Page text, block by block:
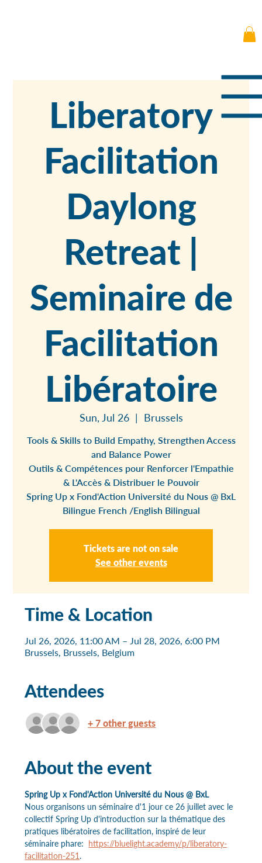
Liberatory
Facilitation
Daylong
Retreat |
Seminaire de
Facilitation
Libératoire
Sun, Jul 26
  |
Brussels
Tools & Skills to Build Empathy, Strengthen Access
and Balance Power
Outils & Compétences pour Renforcer l'Empathie
& L'Accès & Distribuer le Pouvoir
Spring Up x Fond'Action Université du Nous @ BxL
Bilingue French /English Bilingual
Tickets are not on sale
See other events
Time & Location
Jul 26, 2026, 11:00 AM – Jul 28, 2026, 6:00 PM
Brussels, Brussels, Belgium
Attendees
+ 7 other guests
About the event
Spring Up x Fond'Action Université du Nous @ BxL
Nous organisons un séminaire d'1 jour ce 26 juillet avec le
collectif Spring Up d'introduction sur la thématique des
pratiques libératoires de facilitation, inspiré de leur
séminaire phare: https://bluelight.academy/p/liberatory-
facilitation-251.